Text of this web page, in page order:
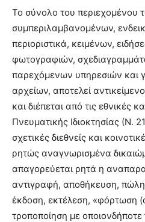
Το σύνολο του περιεχομένου
συμπεριλαμβανομένων,
περιοριστικά, κειμένων,
φωτογραφιών,
παρεχόμενων υπηρεσιών και
αρχείων, αποτελεί
και διέπεται από τις εθνικές
Πνευματικής Ιδιοκτησίας (Ν.
σχετικές διεθνείς και
ρητώς αναγνωρισμένα
απαγορεύεται ρητά η
αντιγραφή, αποθήκευση,
έκδοση, εκτέλεση, «φόρτωση
τροποποίηση με